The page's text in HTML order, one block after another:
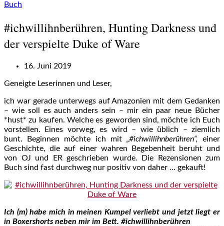
Buch
#ichwillihnberühren, Hunting Darkness und
der verspielte Duke of Ware
16. Juni 2019
Geneigte Leserinnen und Leser,
ich war gerade unterwegs auf Amazonien mit dem Gedanken
– wie soll es auch anders sein – mir ein paar neue Bücher
*hust* zu kaufen. Welche es geworden sind, möchte ich Euch
vorstellen. Eines vorweg, es wird – wie üblich – ziemlich
bunt. Beginnen möchte ich mit „#ichwillihnberühren“,
einer
Geschichte, die auf einer wahren Begebenheit beruht und
von OJ und ER geschrieben wurde. Die Rezensionen zum
Buch sind fast durchweg nur positiv von daher … gekauft!
Ich (m) habe mich in meinen Kumpel verliebt und jetzt liegt er
in Boxershorts neben mir im Bett. #ichwillihnberühren